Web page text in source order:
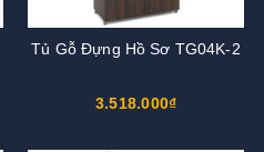
Tủ Gỗ Đựng Hồ Sơ TG04K-2
3.518.000₫